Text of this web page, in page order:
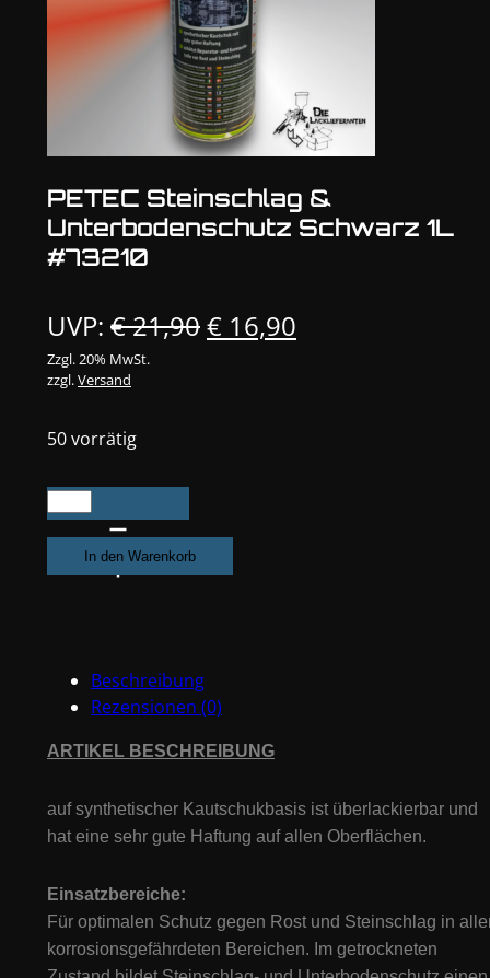
PETEC Steinschlag &
Unterbodenschutz Schwarz 1L
#73210
UVP: €21,90Ursprünglicher
€ 16,90
Zzgl. 20% MwSt.
zzgl.Versand
50 vorrätig
PETEC
Steinschlag
Unterbodenschutz
Menge
In den Warenkorb
Beschreibung
Rezensionen (0)
ARTIKEL BESCHREIBUNG
auf synthetischer Kautschukbasis ist überlackierbar und
hat eine sehr gute Haftung auf allen Oberflächen.
Einsatzbereiche:
Für optimalen Schutz gegen Rost und Steinschlag in
korrosionsgefährdeten Bereichen. Im getrockneten